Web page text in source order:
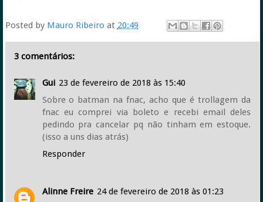
Posted by Mauro Ribeiro at 20:49
3 comentários:
Gui 23 de fevereiro de 2018 às 15:40
Sobre o batman na fnac, acho que é trollagem da
fnac eu comprei via boleto e recebi email deles
pedindo pra cancelar pq não tinham em estoque.
(isso a uns dias atrás)
Responder
Alinne Freire 24 de fevereiro de 2018 às 01:23